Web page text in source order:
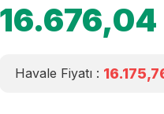
16.676,04
Havale Fiyatı :